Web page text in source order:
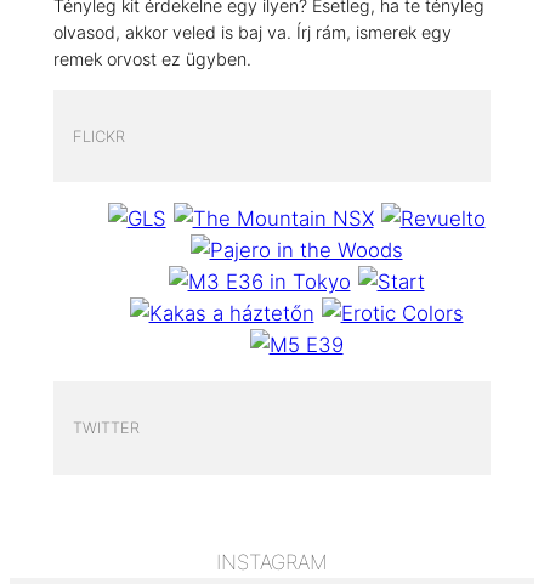
Tényleg kit érdekelne egy ilyen? Esetleg, ha te tényleg
olvasod, akkor veled is baj va. Írj rám, ismerek egy
remek orvost ez ügyben.
FLICKR
TWITTER
INSTAGRAM